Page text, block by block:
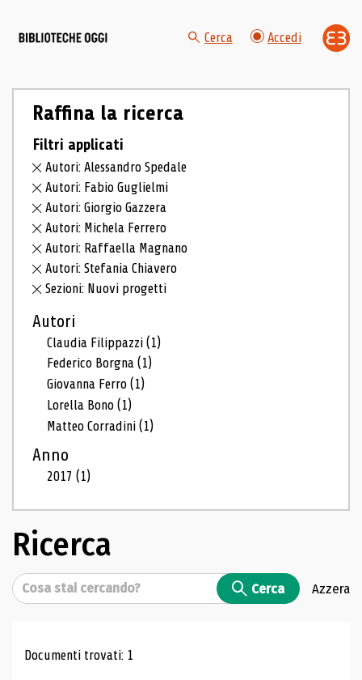
Cerca Accedi
Raffina la ricerca
Filtri applicati
Autori: Alessandro Spedale
Autori: Fabio Guglielmi
Autori: Giorgio Gazzera
Autori: Michela Ferrero
Autori: Raffaella Magnano
Autori: Stefania Chiavero
Sezioni: Nuovi progetti
Autori
Claudia Filippazzi(1)
Federico Borgna(1)
Giovanna Ferro(1)
Lorella Bono(1)
Matteo Corradini(1)
Anno
2017(1)
Ricerca
Cerca Cerca Azzera
Risultati di ricerca
Documenti trovati: 1